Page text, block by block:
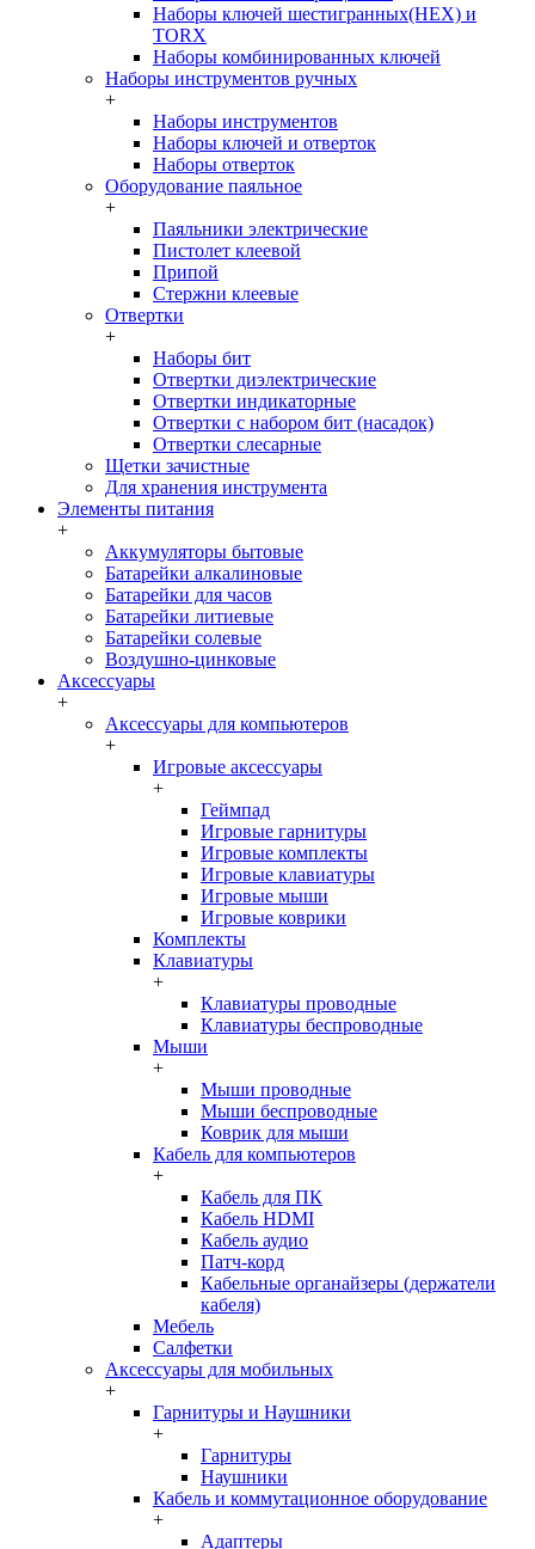
Наборы ключей шестигранных(HEX) и
TORX
Наборы комбинированных ключей
Наборы инструментов ручных
+
Наборы инструментов
Наборы ключей и отверток
Наборы отверток
Оборудование паяльное
+
Паяльники электрические
Пистолет клеевой
Припой
Стержни клеевые
Отвертки
+
Наборы бит
Отвертки диэлектрические
Отвертки индикаторные
Отвертки с набором бит (насадок)
Отвертки слесарные
Щетки зачистные
Для хранения инструмента
Элементы питания
+
Аккумуляторы бытовые
Батарейки алкалиновые
Батарейки для часов
Батарейки литиевые
Батарейки солевые
Воздушно-цинковые
Аксессуары
+
Аксессуары для компьютеров
+
Игровые аксессуары
+
Геймпад
Игровые гарнитуры
Игровые комплекты
Игровые клавиатуры
Игровые мыши
Игровые коврики
Комплекты
Клавиатуры
+
Клавиатуры проводные
Клавиатуры беспроводные
Мыши
+
Мыши проводные
Мыши беспроводные
Коврик для мыши
Кабель для компьютеров
+
Кабель для ПК
Кабель HDMI
Кабель аудио
Патч-корд
Кабельные органайзеры (держатели
кабеля)
Мебель
Салфетки
Аксессуары для мобильных
+
Гарнитуры и Наушники
+
Гарнитуры
Наушники
Кабель и коммутационное оборудование
+
Адаптеры